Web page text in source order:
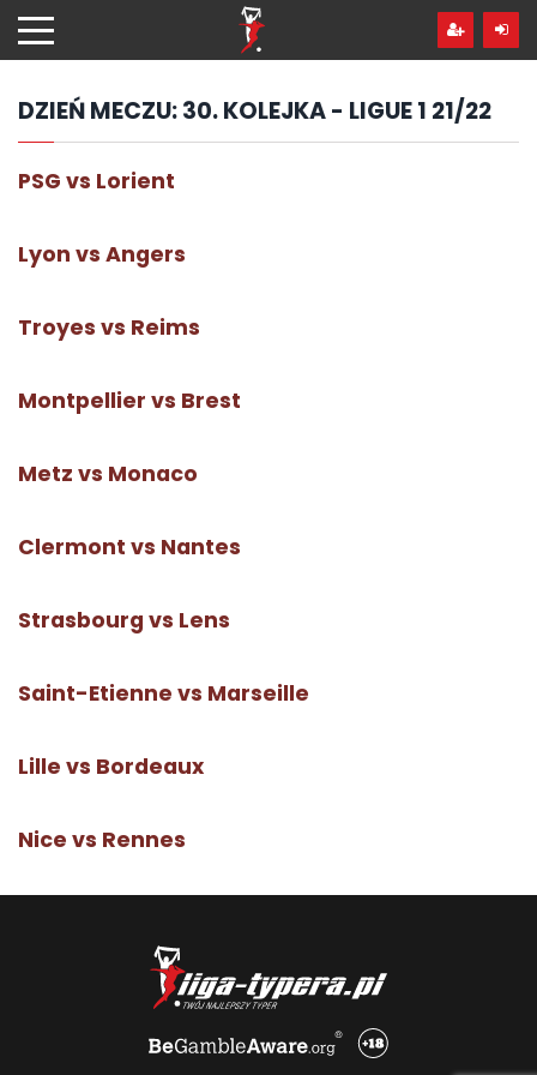
hdo
treści
DZIEŃ MECZU:30. KOLEJKA - LIGUE 1 21/22
PSG vs Lorient
Lyon vs Angers
Troyes vs Reims
Montpellier vs Brest
Metz vs Monaco
Clermont vs Nantes
Strasbourg vs Lens
Saint-Etienne vs Marseille
Lille vs Bordeaux
Nice vs Rennes